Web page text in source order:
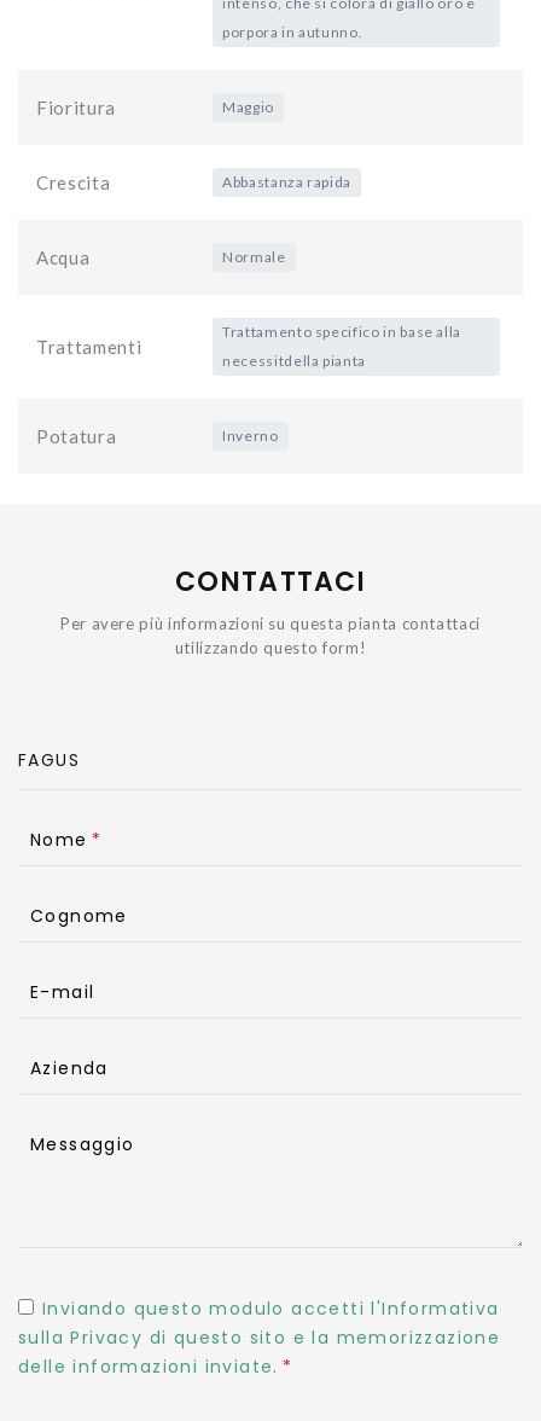
porpora in autunno.
Fioritura Maggio
Crescita Abbastanza rapida
Acqua Normale
Trattamenti
Trattamento specifico in base alla
necessitdella pianta
Potatura Inverno
CONTATTACI
Per avere più informazioni su questa pianta contattaci
utilizzando questo form!
Nome
Cognome
E-mail
Azienda
Messaggio
Inviando questo modulo accetti l'Informativa
sulla Privacy di questo sito e la memorizzazione
delle informazioni inviate.